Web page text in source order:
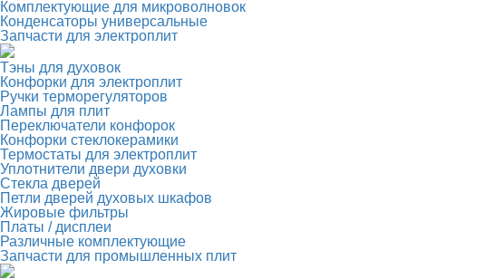
Комплектующие для микроволновок
Конденсаторы универсальные
Запчасти для электроплит
Тэны для духовок
Конфорки для электроплит
Ручки терморегуляторов
Лампы для плит
Переключатели конфорок
Конфорки стеклокерамики
Термостаты для электроплит
Уплотнители двери духовки
Стекла дверей
Петли дверей духовых шкафов
Жировые фильтры
Платы / дисплеи
Различные комплектующие
Запчасти для промышленных плит